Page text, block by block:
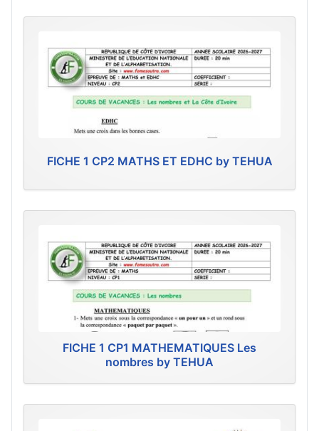
FICHE 1 CP2 MATHS ET EDHC by TEHUA
FICHE 1 CP1 MATHEMATIQUES Les
nombres by TEHUA